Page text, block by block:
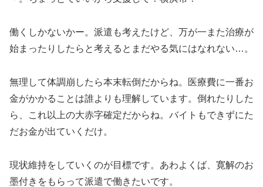
働くしかないかー。派遣も考えたけど、万が一また治療が
始まったりしたらと考えるとまだやる気にはなれない…。
無理して体調崩したら本末転倒だからね。医療費に一番お
金がかかることは誰よりも理解しています。倒れたりした
ら、これ以上の大赤字確定だからね。バイトもできずにた
だお金が出ていくだけ。
現状維持をしていくのが目標です。あわよくば、寛解のお
墨付きをもらって派遣で働きたいです。